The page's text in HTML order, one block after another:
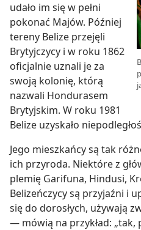
udało im się w pełni
pokonać Majów. Później
tereny Belize przejęli
Brytyjczycy i w roku 1862
oficjalnie uznali je za
swoją kolonię, którą
nazwali Hondurasem
Brytyjskim. W roku 1981
Belize uzyskało
Jego mieszkańcy są tak
ich przyroda. Niektóre z
plemię Garifuna, Hindusi,
Belizeńczycy są przyjaźni i
się do dorosłych, używają
— mówią na przykład: „tak,